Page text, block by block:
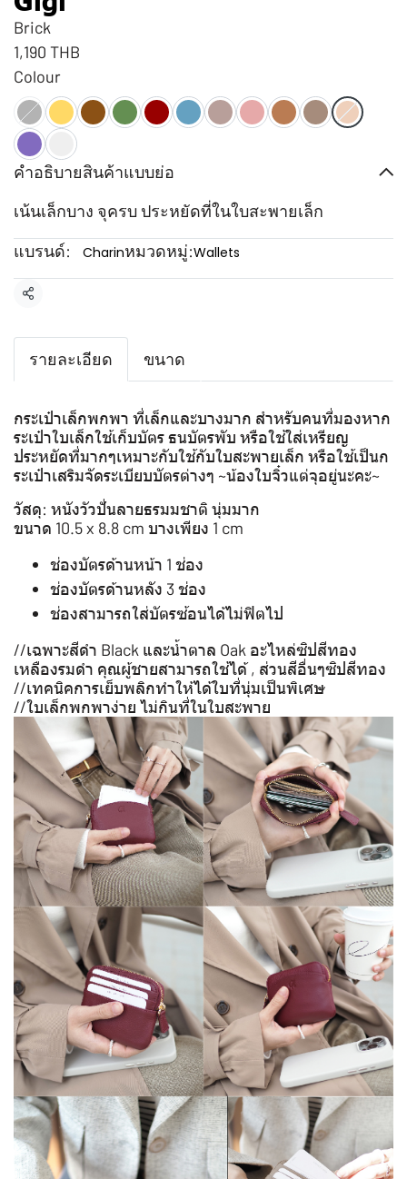
Brick
1,190 THB
Colour
คำอธิบายสินค้าแบบย่อ
เน้นเล็กบาง จุครบ ประหยัดที่ในใบสะพายเล็ก
แบรนด์:
Charinหมวดหมู่:Wallets
แชร์
รายละเอียด ขนาด
กระเป๋าเล็กพกพา ที่เล็กและบางมาก สำหรับคนที่มองหาก
ระเป๋าใบเล็กใช้เก็บบัตร ธนบัตรพับ หรือใช้ใส่เหรียญ
ประหยัดที่มากๆเหมาะกับใช้กับใบสะพายเล็ก หรือใช้เป็นก
ระเป๋าเสริมจัดระเบียบบัตรต่างๆ ~น้องใบจิ๋วแต่จุอยู่นะคะ~
วัสดุ: หนังวัวปั่นลายธรมมชาติ นุ่มมาก
ขนาด 10.5 x 8.8 cm บางเพียง 1 cm
ช่องบัตรด้านหน้า 1 ช่อง
ช่องบัตรด้านหลัง 3 ช่อง
ช่องสามารถใส่บัตรซ้อนได้ไม่ฟิตไป
//เฉพาะสีดำ Black และน้ำตาล Oak อะไหล่ซิปสีทอง
เหลืองรมดำ คุณผู้ชายสามารถใช้ได้ , ส่วนสีอื่นๆซิปสีทอง
//เทคนิคการเย็บพลิกทำให้ได้ใบที่นุ่มเป็นพิเศษ
//ใบเล็กพกพาง่าย ไม่กินที่ในใบสะพาย